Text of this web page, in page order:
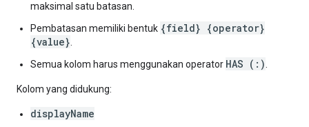
maksimal satu batasan.
Pembatasan memiliki bentuk {field} {operator}
{value}
Semua kolom harus menggunakan operator HAS (:)
Kolom yang didukung:
displayName